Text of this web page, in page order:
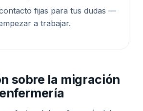
fijas para tus dudas —
a trabajar.
sobre la migración